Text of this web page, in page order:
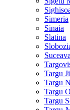
Simeria
Sinaia
Slatina
Targu
Targu
Targu
Targu